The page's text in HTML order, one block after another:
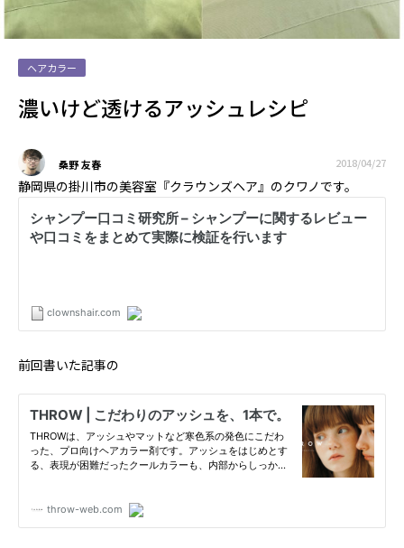
ヘアカラー
濃いけど透けるアッシュレシピ
桑野 友春 2018/04/27
静岡県の掛川市の美容室『クラウンズヘア』のクワノです。
前回書いた記事の